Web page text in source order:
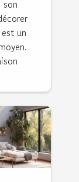
?
son
un